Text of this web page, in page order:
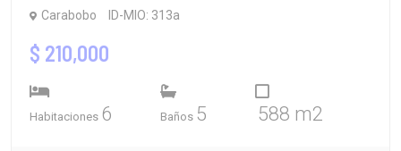
Carabobo ID-MIO: 313a
$ 210,000
Habitaciones 6 Baños 5 588 m2